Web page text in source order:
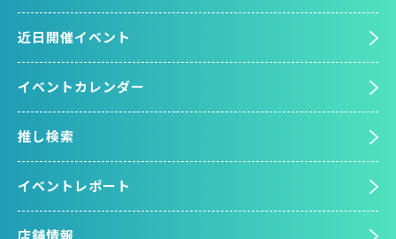
近日開催イベント
イベントカレンダー
推し検索
イベントレポート
店舗情報